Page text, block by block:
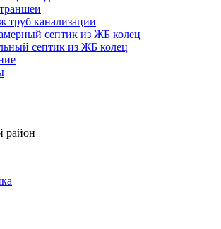
труб канализации
септик из ЖБ колец
септик из ЖБ колец
район